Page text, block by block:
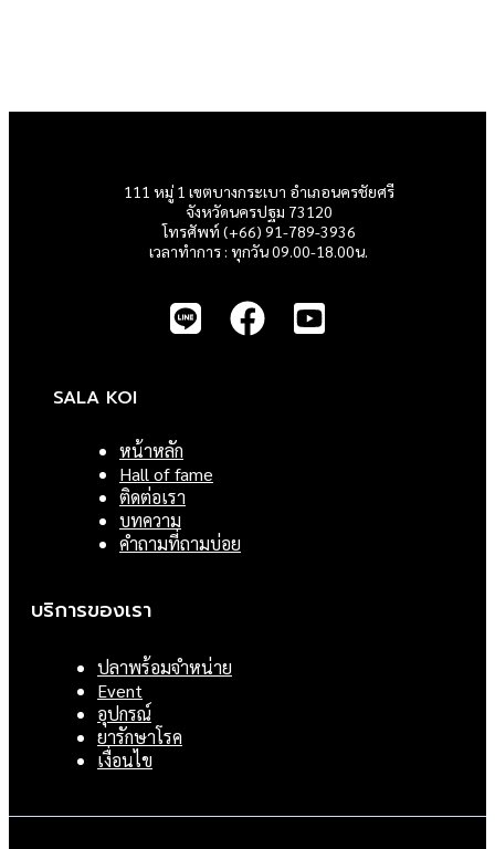
111 หมู่ 1 เขตบางกระเบา อำเภอนครชัยศรี
จังหวัดนครปฐม 73120
โทรศัพท์ (+66) 91-789-3936
เวลาทำการ : ทุกวัน 09.00-18.00น.
SALA KOI
หน้าหลัก
Hall of fame
ติดต่อเรา
บทความ
คำถามที่ถามบ่อย
บริการของเรา
ปลาพร้อมจำหน่าย
Event
อุปกรณ์
ยารักษาโรค
เงื่อนไข